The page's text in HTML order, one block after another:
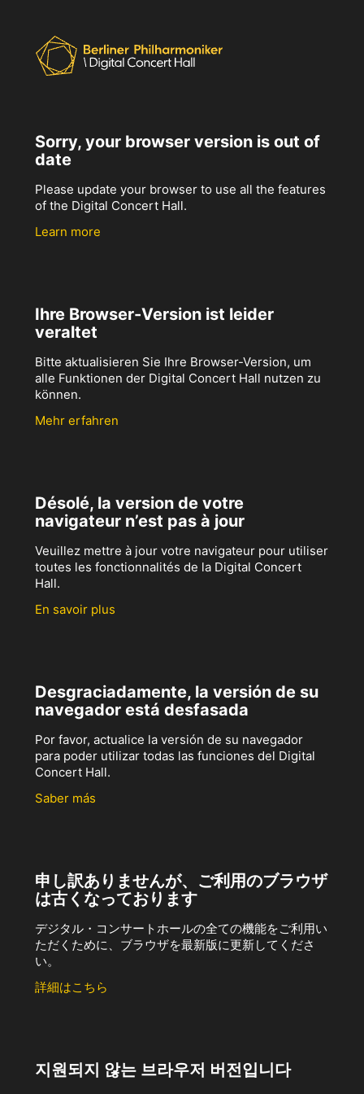
Sorry, your browser version is out of
date
Please update your browser to use all the features
of the Digital Concert Hall.
Learn more
Ihre Browser-Version ist leider
veraltet
Bitte aktualisieren Sie Ihre Browser-Version, um
alle Funktionen der Digital Concert Hall nutzen zu
können.
Mehr erfahren
Désolé, la version de votre
navigateur n’est pas à jour
Veuillez mettre à jour votre navigateur pour utiliser
toutes les fonctionnalités de la Digital Concert
Hall.
En savoir plus
Desgraciadamente, la versión de su
navegador está desfasada
Por favor, actualice la versión de su navegador
para poder utilizar todas las funciones del Digital
Concert Hall.
Saber más
申し訳ありませんが、ご利用のブラウザ
は古くなっております
デジタル・コンサートホールの全ての機能をご利用い
ただくために、ブラウザを最新版に更新してくださ
い。
詳細はこちら
지원되지 않는 브라우저 버전입니다